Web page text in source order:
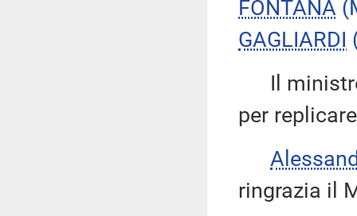
FONTANA
GAGLIARDI
Il
per
ringrazia il